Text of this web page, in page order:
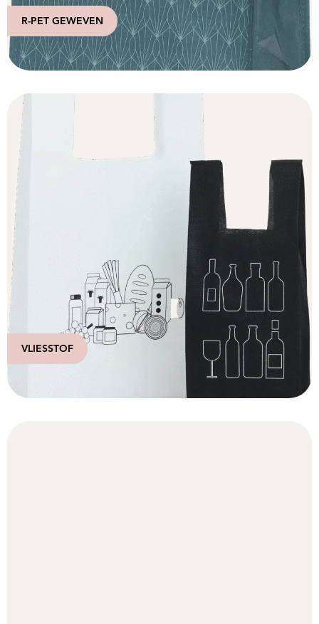
R-PET GEWEVEN
VLIESSTOF